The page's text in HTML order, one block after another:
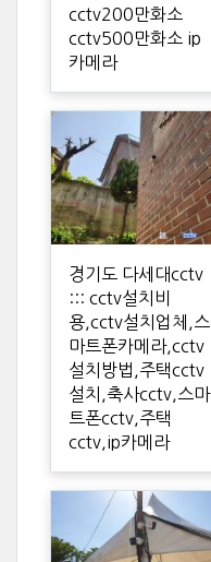
cctv200만화소
cctv500만화소 ip
카메라
경기도 다세대cctv
::: cctv설치비
용,cctv설치업체,스
마트폰카메라,cctv
설치방법,주택cctv
설치,축사cctv,스마
트폰cctv,주택
cctv,ip카메라